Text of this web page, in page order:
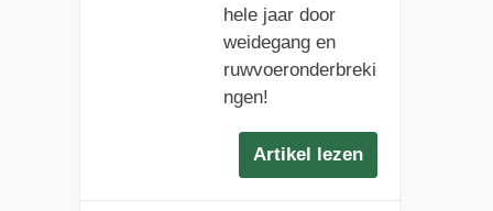
hele jaar door
weidegang en
ruwvoeronderbreki
ngen!
Artikel lezen